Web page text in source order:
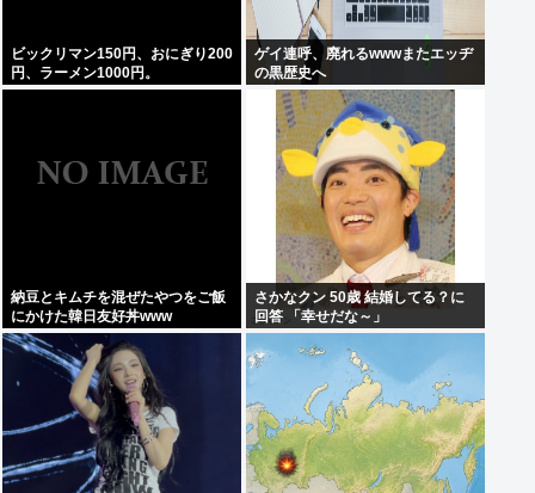
ビックリマン150円、おにぎり200
円、ラーメン1000円。
ゲイ連呼、廃れるwwwまたエッヂ
の黒歴史へ
納豆とキムチを混ぜたやつをご飯
にかけた韓日友好丼www
さかなクン 50歳 結婚してる？に
回答 「幸せだな～」